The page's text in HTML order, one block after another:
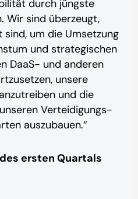
durch jüngste
Wir sind überzeugt,
um die Umsetzung
und strategischen
DaaS- und anderen
unsere
und die
Verteidigungs-
auszubauen.“
ersten Quartals